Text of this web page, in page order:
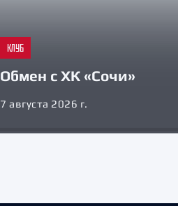
КЛУБ
Обмен с ХК «Сочи»
7 августа 2026 г.